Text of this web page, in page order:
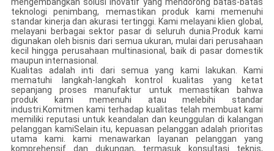
mengembangkan solusi inovatif yang mendorong batas-batas
teknologi penimbang, memastikan produk kami memenuhi
standar kinerja dan akurasi tertinggi. Kami melayani klien global,
melayani berbagai sektor pasar di seluruh dunia.Produk kami
digunakan oleh bisnis dari semua ukuran, mulai dari perusahaan
kecil hingga perusahaan multinasional, baik di pasar domestik
maupun internasional.
Kualitas adalah inti dari semua yang kami lakukan. Kami
mematuhi langkah-langkah kontrol kualitas yang ketat
sepanjang proses manufaktur untuk memastikan bahwa
produk kami memenuhi atau melebihi standar
industri.Komitmen kami terhadap kualitas telah membuat kami
memiliki reputasi untuk keandalan dan keunggulan di kalangan
pelanggan kamiSelain itu, kepuasan pelanggan adalah prioritas
utama kami. kami menawarkan layanan pelanggan yang
komprehensif dan dukungan, termasuk konsultasi teknis,